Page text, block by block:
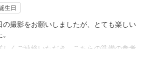
生日
の撮影をお願いしましたが、とても楽しい
しくご連絡いただき、こちらの準備の参考
日は、狭い自宅での撮影でしたが、手際
いましたが色々と気を使っていただき、